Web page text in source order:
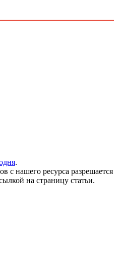
.
с нашего ресурса разрешается
на страницу статьи.